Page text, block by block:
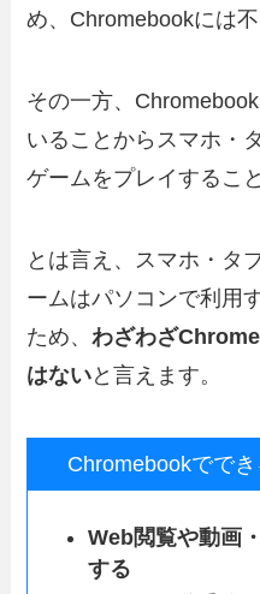
め、Chromebookには
その一方、
いることからスマホ・
ゲームをプレイするこ
とは言え、スマホ・タ
ームはパソコンで利用
ため、わざわざ
はないと言えます。
Chromebookでで
Web閲覧や動画
する